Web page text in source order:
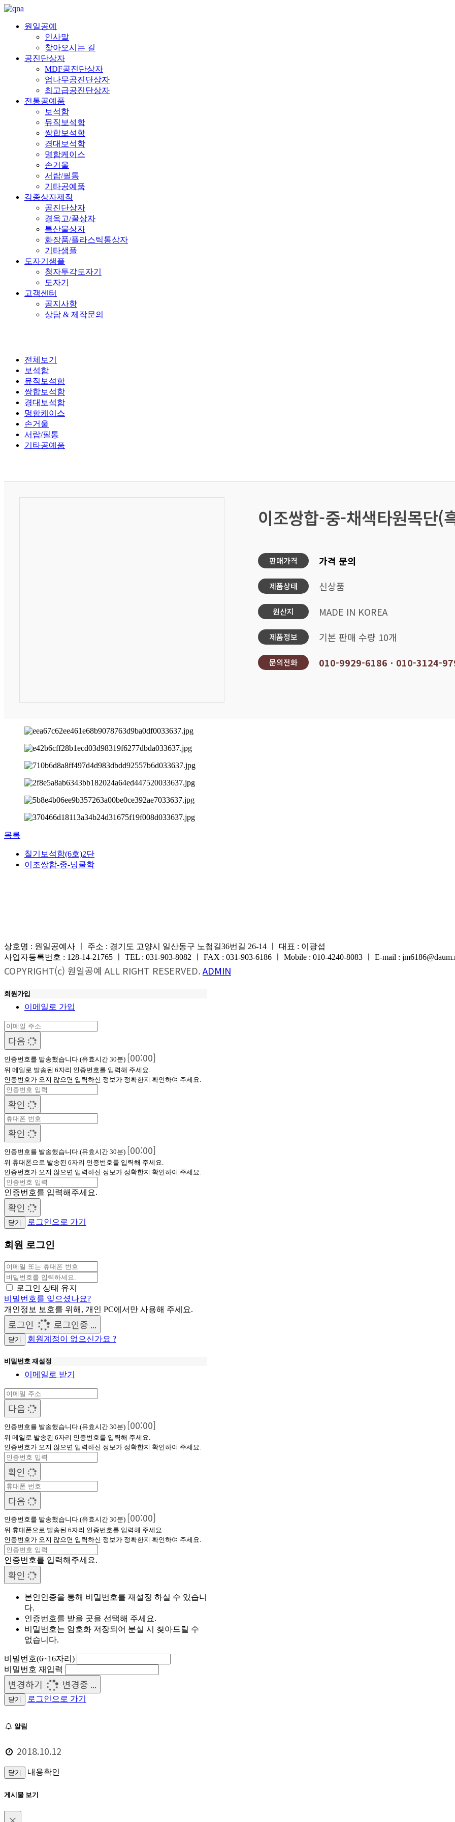
원일공예
인사말
찾아오시는 길
공진단상자
MDF공진단상자
엄나무공진단상자
최고급공진단상자
전통공예품
보석함
뮤직보석함
쌍합보석함
경대보석함
명함케이스
손거울
서랍/필통
기타공예품
각종상자제작
공진단상자
경옥고/꿀상자
특산물상자
화장품/플라스틱통상자
기타샘플
도자기샘플
청자투각도자기
도자기
고객센터
공지사항
상담 & 제작문의
전체보기
보석함
뮤직보석함
쌍합보석함
경대보석함
명함케이스
손거울
서랍/필통
기타공예품
이조쌍합-중-채색타원목단(
판매가격 가격 문의
제품상태 신상품
원산지 MADE IN KOREA
제품정보 기본 판매 수량 10개
문의전화 010-9929-6186ㆍ010-3124-
목록
칠기보석함(6호)2단
이조쌍합-중-넝쿨학
상호명 : 원일공예사 ㅣ 주소 : 경기도 고양시 일산동구 노첨길36번길 26-14 ㅣ 대표 : 이광섭
사업자등록번호 : 128-14-21765 ㅣ TEL : 031-903-8082 ㅣ FAX : 031-903-6186 ㅣ Mobile : 010-4240-8083 ㅣ E-mail :
COPYRIGHT(c) 원일공예 ALL RIGHT RESERVED.ADMIN
회원가입
이메일로 가입
다음
인증번호를 발송했습니다.(유효시간 30분) [00:00]
위 메일로 발송된 6자리 인증번호를 입력해 주세요.
인증번호가 오지 않으면 입력하신 정보가 정확한지 확인하여 주세요.
확인
확인
인증번호를 발송했습니다.(유효시간 30분) [00:00]
위 휴대폰으로 발송된 6자리 인증번호를 입력해 주세요.
인증번호가 오지 않으면 입력하신 정보가 정확한지 확인하여 주세요.
인증번호를 입력해주세요.
확인
닫기 로그인으로 가기
회원 로그인
이
메
일
또
는
휴
대
폰
호
패
스
워
드
로그인 상태 유지
비밀번호를 잊으셨나요?
개인정보 보호를 위해, 개인 PC에서만 사용해 주세요.
로그인 로그인중 ...
닫기 회원계정이 없으신가요 ?
비밀번호 재설정
이메일로 받기
다음
인증번호를 발송했습니다.(유효시간 30분) [00:00]
위 메일로 발송된 6자리 인증번호를 입력해 주세요.
인증번호가 오지 않으면 입력하신 정보가 정확한지 확인하여 주세요.
확인
다음
인증번호를 발송했습니다.(유효시간 30분) [00:00]
위 휴대폰으로 발송된 6자리 인증번호를 입력해 주세요.
인증번호가 오지 않으면 입력하신 정보가 정확한지 확인하여 주세요.
인증번호를 입력해주세요.
확인
본인인증을 통해 비밀번호를 재설정 하실 수 있습니
다.
인증번호를 받을 곳을 선택해 주세요.
비밀번호는 암호화 저장되어 분실 시 찾아드릴 수
없습니다.
비밀번호(6~16자리)
비밀번호 재입력
변경하기 변경중 ...
닫기 로그인으로 가기
알림
2018.10.12
닫기 내용확인
게시물 보기